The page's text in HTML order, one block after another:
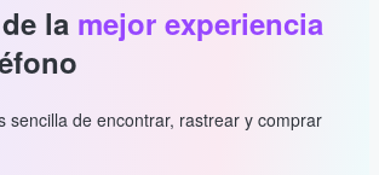
la mejor experiencia
sencilla de encontrar, rastrear y comprar